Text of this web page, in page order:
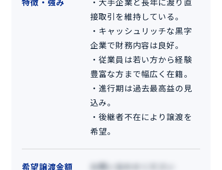
接取引を維持している。
・キャッシュリッチな黒字
企業で財務内容は良好。
・従業員は若い方から経験
豊富な方まで幅広く在籍。
・進行期は過去最高益の見
込み。
・後継者不在により譲渡を
希望。
希望譲渡金額 お問い合わせください